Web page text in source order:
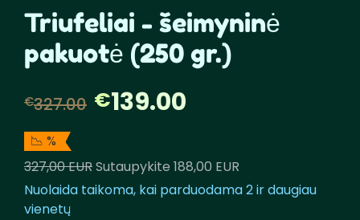
Triufeliai - šeimyninė
pakuotė (250 gr.)
€327.00 Pradinė
buvo:
€139.00
yra:
📉 %
327,00 EURSutaupykite 188,00 EUR
Nuolaida taikoma, kai parduodama 2 ir daugiau
vienetų